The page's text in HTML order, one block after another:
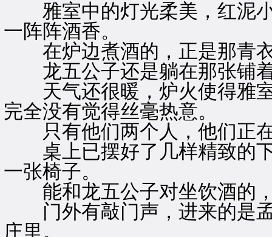
雅室中的灯光柔美，红泥小
一阵阵酒香。
在炉边煮酒的，正是那青衣
龙五公子还是躺在那张铺着
天气还很暖，炉火使得雅室
完全没有觉得丝毫热意。
只有他们两个人，他们正
桌上已摆好了几样精致的下
一张椅子。
能和龙五公子对坐饮酒的
门外有敲门声，进来的是孟
庄里。